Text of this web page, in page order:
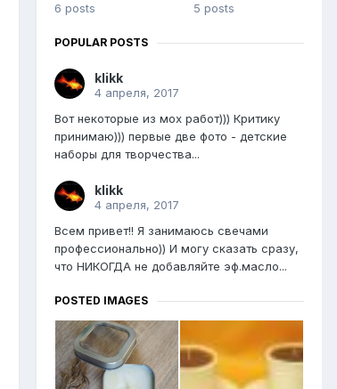
6 posts
5 posts
POPULAR POSTS
klikk
4 апреля, 2017
Вот некоторые из мох работ))) Критику
принимаю))) первые две фото - детские
наборы для творчества...
klikk
4 апреля, 2017
Всем привет!! Я занимаюсь свечами
профессионально)) И могу сказать сразу,
что НИКОГДА не добавляйте эф.масло...
POSTED IMAGES